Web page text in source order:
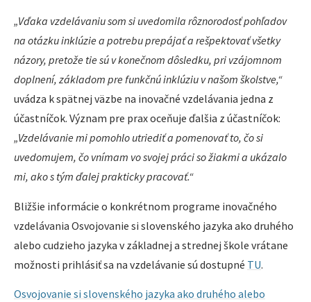
„Vďaka vzdelávaniu som si uvedomila rôznorodosť pohľadov
na otázku inklúzie a potrebu prepájať a rešpektovať všetky
názory, pretože tie sú v konečnom dôsledku, pri vzájomnom
doplnení, základom pre funkčnú inklúziu v našom školstve,“
uvádza k spätnej väzbe na inovačné vzdelávania jedna z
účastníčok. Význam pre prax oceňuje ďalšia z účastníčok:
„Vzdelávanie mi pomohlo utriediť a pomenovať to, čo si
uvedomujem, čo vnímam vo svojej práci so žiakmi a ukázalo
mi, ako s tým ďalej prakticky pracovať.“
Bližšie informácie o konkrétnom programe inovačného
vzdelávania Osvojovanie si slovenského jazyka ako druhého
alebo cudzieho jazyka v základnej a strednej škole vrátane
možnosti prihlásiť sa na vzdelávanie sú dostupné TU.
Osvojovanie si slovenského jazyka ako druhého alebo